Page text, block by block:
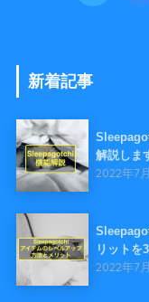
新着記事
解説しま
2022年7
リットを
2022年7